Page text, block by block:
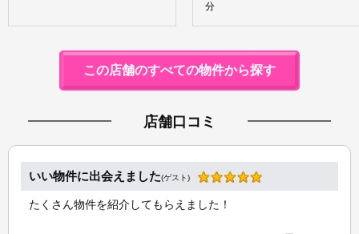
分
この店舗のすべての物件から探す
店舗口コミ
いい物件に出会えました(ゲスト)
たくさん物件を紹介してもらえました！